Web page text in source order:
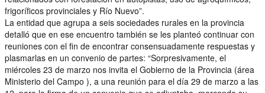
frigoríficos provinciales y Río Nuevo”.
La entidad que agrupa a seis sociedades rurales en la provincia
detalló que en ese encuentro también se les planteó continuar con
reuniones con el fin de encontrar consensuadamente respuestas y
plasmarlas en un convenio de partes: “Sorpresivamente, el
miércoles 23 de marzo nos invita el Gobierno de la Provincia (área
Ministerio del Campo ), a una reunión para el día 29 de marzo a las